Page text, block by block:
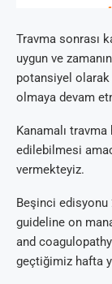
Travma sonrası
uygun ve
potansiyel
olmaya devam
Kanamalı
edilebilmesi
vermekteyiz.
Beşinci edisyonu
guideline on
and
geçtiğimiz hafta